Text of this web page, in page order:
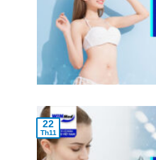
22
Th11